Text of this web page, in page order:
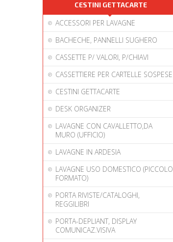
CESTINI GETTACARTE
ACCESSORI PER LAVAGNE
BACHECHE, PANNELLI SUGHERO
CASSETTE P/ VALORI, P/CHIAVI
CASSETTIERE PER CARTELLE SOSPESE
CESTINI GETTACARTE
DESK ORGANIZER
LAVAGNE CON CAVALLETTO,DA
MURO (UFFICIO)
LAVAGNE IN ARDESIA
LAVAGNE USO DOMESTICO (PICCOLO
FORMATO)
PORTA RIVISTE/CATALOGHI,
REGGILIBRI
PORTA-DEPLIANT, DISPLAY
COMUNICAZ.VISIVA